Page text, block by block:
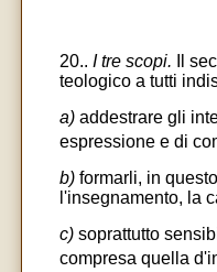
20.. I tre scopi. Il
teologico a tutti
a) addestrare gli
espressione e di
b) formarli, in
l'insegnamento, la
c) soprattutto
compresa quella